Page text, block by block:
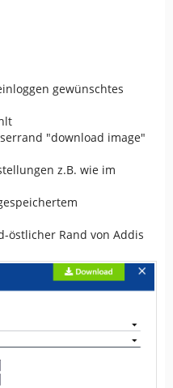
gewünschtes
"download image"
z.B. wie im
östlicher Rand von Addis